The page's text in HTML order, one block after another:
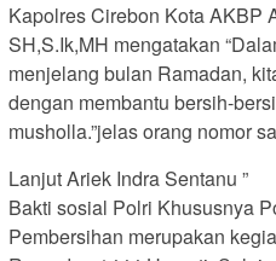
Kapolres Cirebon Kota AKBP
SH,S.Ik,MH mengatakan
menjelang bulan Ramadan,
dengan membantu bersih-
musholla.”jelas orang nomor
Lanjut Ariek Indra Sentanu ”
Bakti sosial Polri Khususnya
Pembersihan merupakan